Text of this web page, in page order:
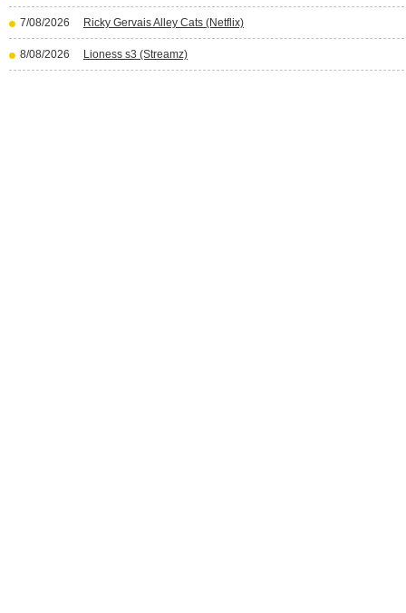
7/08/2026 Ricky Gervais Alley Cats (Netflix)
8/08/2026 Lioness s3 (Streamz)